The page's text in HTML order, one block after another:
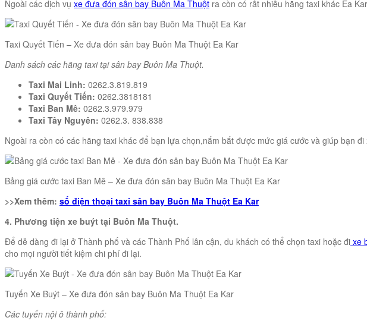
Ngoài các dịch vụ xe đưa đón sân bay Buôn Ma Thuột ra còn có rất nhiều hãng taxi khác Ea
Taxi Quyết Tiến – Xe đưa đón sân bay Buôn Ma Thuột Ea Kar
Danh sách các hãng taxi tại sân bay Buôn Ma Thuột.
Taxi Mai Linh: 0262.3.819.819
Taxi Quyết Tiến: 0262.3818181
Taxi Ban Mê: 0262.3.979.979
Taxi Tây Nguyên: 0262.3. 838.838
Ngoài ra còn có các hãng taxi khác để bạn lựa chọn,nắm bắt được mức giá cước và giúp bạn
Bảng giá cước taxi Ban Mê – Xe đưa đón sân bay Buôn Ma Thuột Ea Kar
>>Xem thêm: số điện thoại taxi sân bay Buôn Ma Thuột Ea Kar
4. Phương tiện xe buýt tại Buôn Ma Thuột.
Để dễ dàng đi lại ở Thành phố và các Thành Phố lân cận, du khách có thể chọn taxi hoặc đi xe
cho mọi người tiết kiệm chi phí đi lại.
Tuyến Xe Buýt – Xe đưa đón sân bay Buôn Ma Thuột Ea Kar
Các tuyến nội ô thành phố: